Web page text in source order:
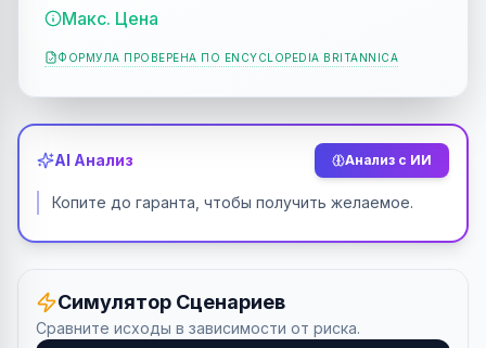
Макс. Цена
ФОРМУЛА ПРОВЕРЕНА ПО ENCYCLOPEDIA BRITANNICA
AI Анализ Анализ с ИИ
Копите до гаранта, чтобы получить желаемое.
Симулятор Сценариев
Сравните исходы в зависимости от риска.